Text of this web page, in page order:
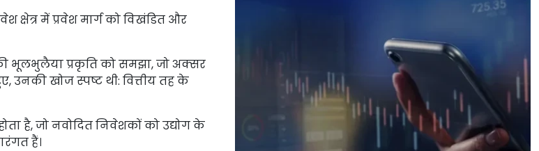
में प्रवेश मार्ग को विखंडित और
भूलभुलैया प्रकृति को समझा, जो अक्सर
उनकी खोज स्पष्ट थी: वित्तीय तह के
है, जो नवोदित निवेशकों को उद्योग के
हैं।